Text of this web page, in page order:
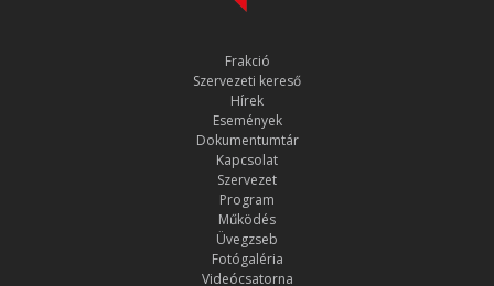
Frakció
Szervezeti kereső
Hírek
Események
Dokumentumtár
Kapcsolat
Szervezet
Program
Működés
Üvegzseb
Fotógaléria
Videócsatorna